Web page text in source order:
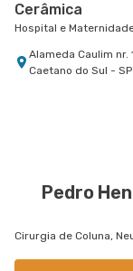
Cerâmica
Hospital e
Alameda Caulim nr.
Caetano do Sul - SP
Avenida Alvaro
Pedro